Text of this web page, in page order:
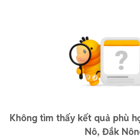
Không tìm thấy kết quả phù
Nô, Đắk